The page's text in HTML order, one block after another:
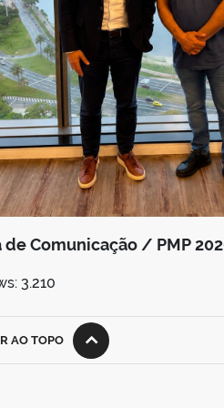
de Comunicação / PMP
3.210
AO TOPO